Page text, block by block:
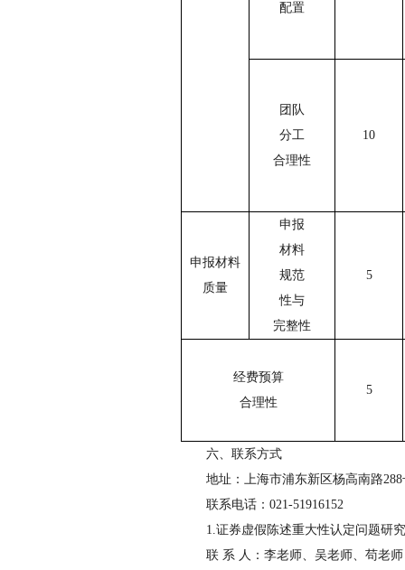
配置
团队
分工
合理性
10
申报材料
质量
申报
材料
规范
性与
完整性
5
经费预算
合理性
5
六、联系方式
地址：上海市浦东新区杨高南路288
联系电话： 021-51916152
1.证券虚假陈述重大性认定问题研究
联 系 人：李老师、吴老师、苟老师